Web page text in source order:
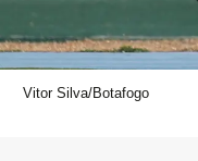
Vitor Silva/Botafogo